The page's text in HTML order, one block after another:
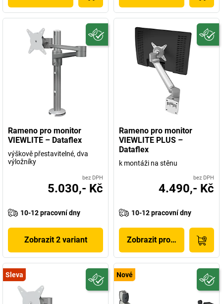
Rameno pro monitor
VIEWLITE – Dataflex
výškově přestavitelné, dva
výložníky
bez DPH
5.030,- Kč
10-12 pracovní dny
Zobrazit 2 variant
Rameno pro monitor
VIEWLITE PLUS –
Dataflex
k montáži na stěnu
bez DPH
4.490,- Kč
10-12 pracovní dny
Zobrazit produkt
Sleva Nové